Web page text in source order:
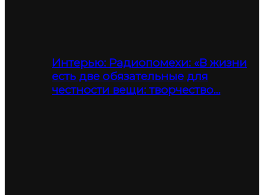
Интерью: Радиопомехи: «В жизни
есть две обязательные для
честности вещи: творчество…